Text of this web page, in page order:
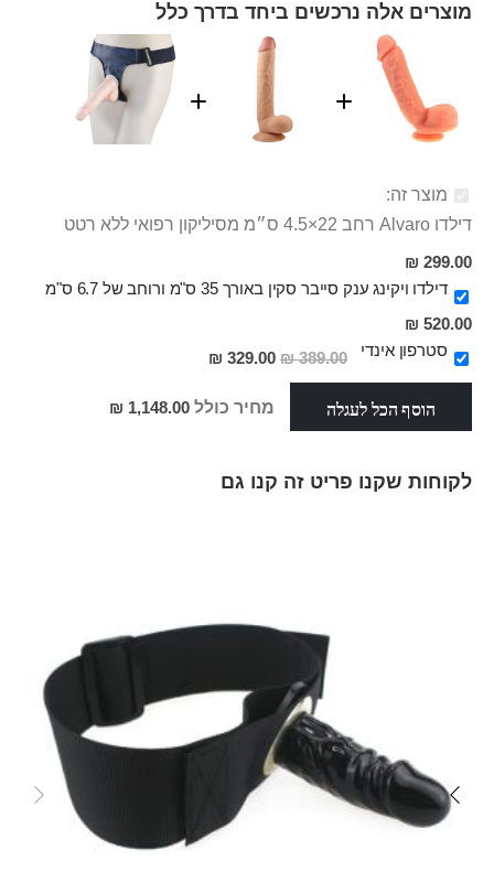
מוצרים אלה נרכשים ביחד בדרך כלל
מוצר זה:
דילדו Alvaro רחב 22×4.5 ס״מ מסיליקון רפואי ללא רטט
299.00 ₪
דילדו ויקינג ענק סייבר סקין באורך 35 ס"מ ורוחב של 6.7 ס"מ
520.00 ₪
סטרפון אינדי
389.00 ₪
מחיר
329.00 ₪
הוסף הכל לעגלה מחיר כולל 1,148.00 ₪
לקוחות שקנו פריט זה קנו גם